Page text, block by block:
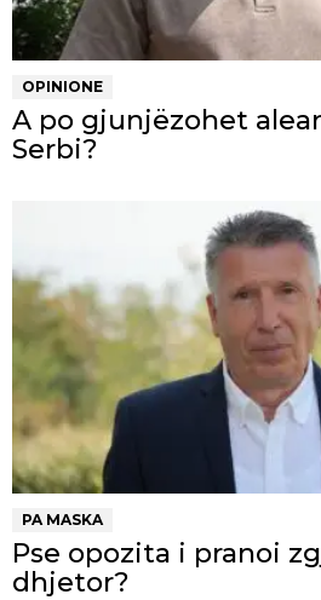
OPINIONE
A po gjunjëzohet
Serbi?
PA MASKA
Pse opozita i pranoi
dhjetor?